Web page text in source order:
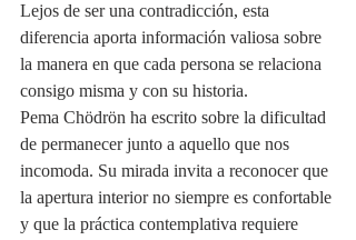
Lejos de ser una contradicción, esta
diferencia aporta información valiosa sobre
la manera en que cada persona se relaciona
consigo misma y con su historia.
Pema Chödrön ha escrito sobre la dificultad
de permanecer junto a aquello que nos
incomoda. Su mirada invita a reconocer que
la apertura interior no siempre es confortable
y que la práctica contemplativa requiere